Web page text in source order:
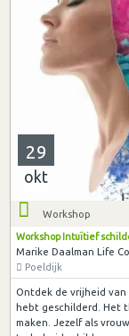
29
okt
Workshop
Workshop Intuïtief
Marike Daalman Life
Poeldijk
Ontdek de vrijheid
hebt geschilderd. Het
maken. Jezelf als